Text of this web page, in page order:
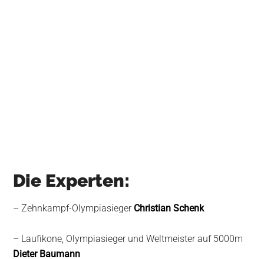
Die Experten:
– Zehnkampf-Olympiasieger Christian Schenk
– Laufikone, Olympiasieger und Weltmeister auf 5000m
Dieter Baumann